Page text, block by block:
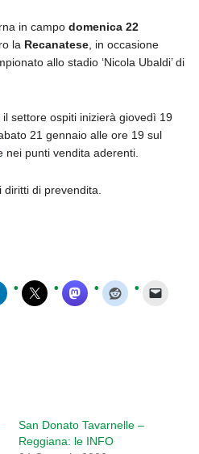
in campo domenica 22
la Recanatese, in occasione
allo stadio ‘Nicola Ubaldi’ di
settore ospiti inizierà giovedì 19
21 gennaio alle ore 19 sul
nei punti vendita aderenti.
di prevendita.
San Donato Tavarnelle –
Reggiana: le INFO